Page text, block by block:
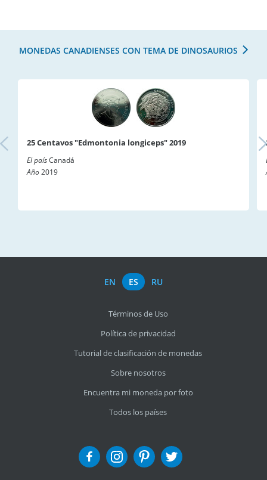
MONEDAS CANADIENSES CON TEMA DE DINOSAURIOS
25 Centavos "Edmontonia longiceps" 2019
El paísCanadá
Año2019
EN ES RU
Términos de Uso
Política de privacidad
Tutorial de clasificación de monedas
Sobre nosotros
Encuentra mi moneda por foto
Todos los países